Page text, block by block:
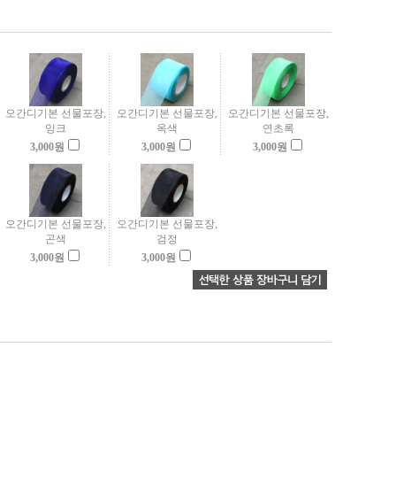
오간디기본 선물포장,
잉크
오간디기본 선물포장,
옥색
오간디기본 선물포장,
연초록
3,000원 3,000원 3,000원
오간디기본 선물포장,
곤색
오간디기본 선물포장,
검정
3,000원 3,000원